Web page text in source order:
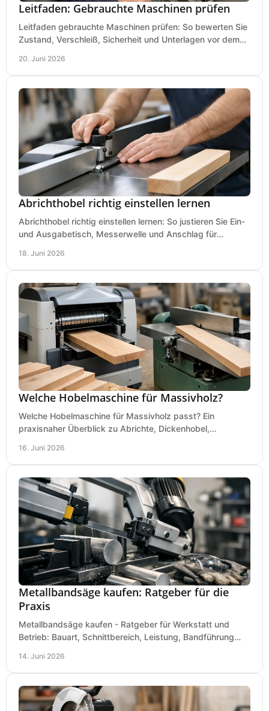
Leitfaden: Gebrauchte Maschinen prüfen
Leitfaden gebrauchte Maschinen prüfen: So bewerten Sie
Zustand, Verschleiß, Sicherheit und Unterlagen vor dem
20. Juni 2026
Abrichthobel richtig einstellen lernen
Abrichthobel richtig einstellen lernen: So justieren Sie Ein-
und Ausgabetisch, Messerwelle und Anschlag für
18. Juni 2026
Welche Hobelmaschine für Massivholz?
Welche Hobelmaschine für Massivholz passt? Ein
praxisnaher Überblick zu Abrichte, Dickenhobel,
16. Juni 2026
Metallbandsäge kaufen: Ratgeber für die
Praxis
Metallbandsäge kaufen - Ratgeber für Werkstatt und
Betrieb: Bauart, Schnittbereich, Leistung, Bandführung
14. Juni 2026